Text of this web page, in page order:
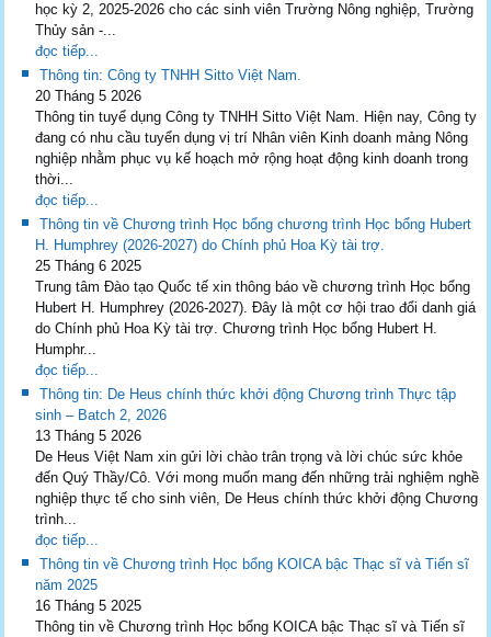
học kỳ 2, 2025-2026 cho các sinh viên Trường Nông nghiệp, Trường
Thủy sản -...
đọc tiếp...
Thông tin: Công ty TNHH Sitto Việt Nam.
20 Tháng 5 2026
Thông tin tuyể dụng Công ty TNHH Sitto Việt Nam. Hiện nay, Công ty
đang có nhu cầu tuyển dụng vị trí Nhân viên Kinh doanh mảng Nông
nghiệp nhằm phục vụ kế hoạch mở rộng hoạt động kinh doanh trong
thời...
đọc tiếp...
Thông tin về Chương trình Học bổng chương trình Học bổng Hubert
H. Humphrey (2026-2027) do Chính phủ Hoa Kỳ tài trợ.
25 Tháng 6 2025
Trung tâm Đào tạo Quốc tế xin thông báo về chương trình Học bổng
Hubert H. Humphrey (2026-2027). Đây là một cơ hội trao đổi danh giá
do Chính phủ Hoa Kỳ tài trợ. Chương trình Học bổng Hubert H.
Humphr...
đọc tiếp...
Thông tin: De Heus chính thức khởi động Chương trình Thực tập
sinh – Batch 2, 2026
13 Tháng 5 2026
De Heus Việt Nam xin gửi lời chào trân trọng và lời chúc sức khỏe
đến Quý Thầy/Cô. Với mong muốn mang đến những trải nghiệm nghề
nghiệp thực tế cho sinh viên, De Heus chính thức khởi động Chương
trình...
đọc tiếp...
Thông tin về Chương trình Học bổng KOICA bậc Thạc sĩ và Tiến sĩ
năm 2025
16 Tháng 5 2025
Thông tin về Chương trình Học bổng KOICA bậc Thạc sĩ và Tiến sĩ